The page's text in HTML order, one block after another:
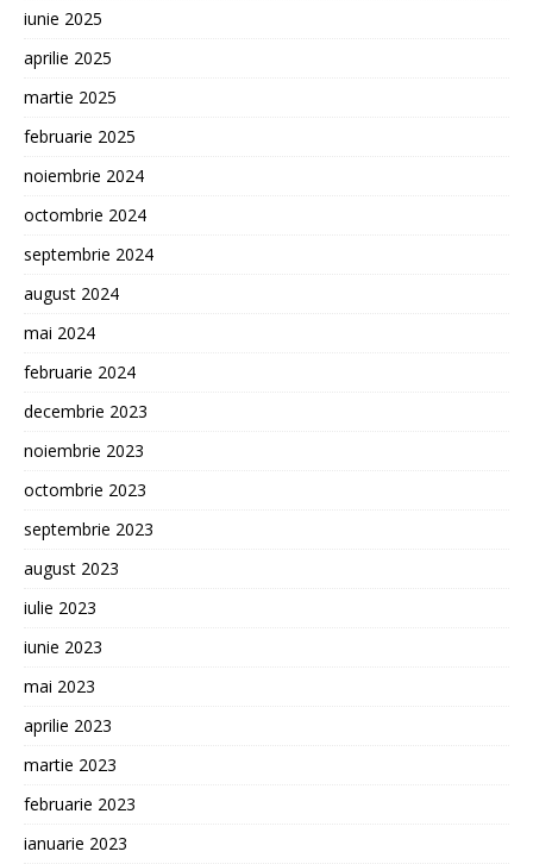
iunie 2025
aprilie 2025
martie 2025
februarie 2025
noiembrie 2024
octombrie 2024
septembrie 2024
august 2024
mai 2024
februarie 2024
decembrie 2023
noiembrie 2023
octombrie 2023
septembrie 2023
august 2023
iulie 2023
iunie 2023
mai 2023
aprilie 2023
martie 2023
februarie 2023
ianuarie 2023